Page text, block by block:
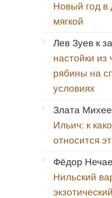
Новый год в
мягкой
Лев Зуев к
настойки из
рябины на
условиях
Злата
Ильич: к
относится
Фёдор
Нильский